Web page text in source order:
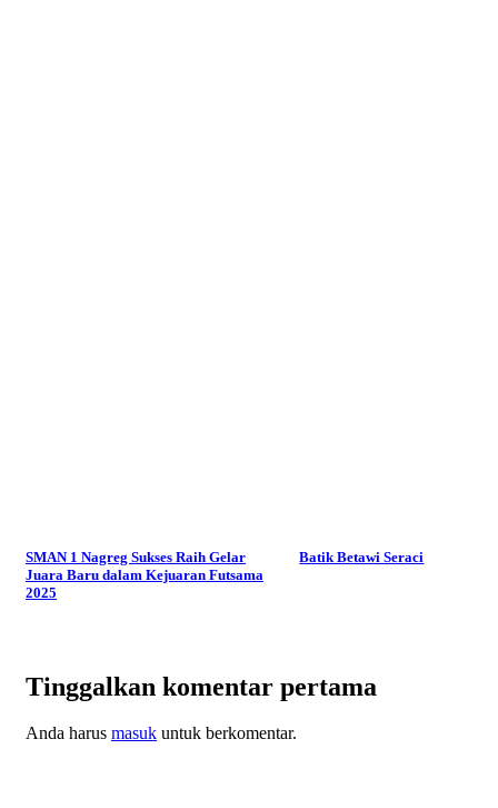
SMAN 1 Nagreg Sukses Raih Gelar
Juara Baru dalam Kejuaran Futsama
2025
Batik Betawi Seraci
Tinggalkan komentar pertama
Anda harus masuk untuk berkomentar.